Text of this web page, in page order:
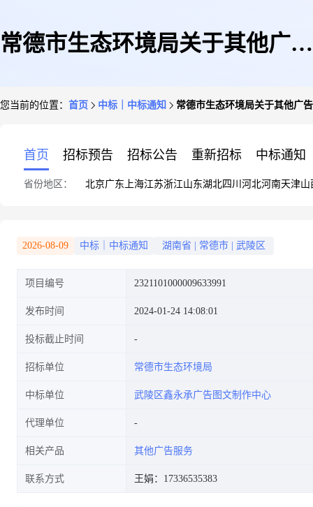
常德市生态环境局关于其他广告
您当前的位置： 首页 中标｜中标通知 常德市生态环境局关于其他广
首页 招标预告 招标公告 重新招标 中标通知
省份地区： 北京广东 上海江苏浙江山东湖北四川 河北河南天津山
2026-08-09 中标｜中标通知 湖南省 常德市 武陵区
项目编号 2321101000009633991
发布时间 2024-01-24 14:08:01
投标截止时间
招标单位 常德市生态环境局
中标单位 武陵区鑫永承广告图文制作中心
代理单位
相关产品 其他广告服务
联系方式 王娟：17336535383